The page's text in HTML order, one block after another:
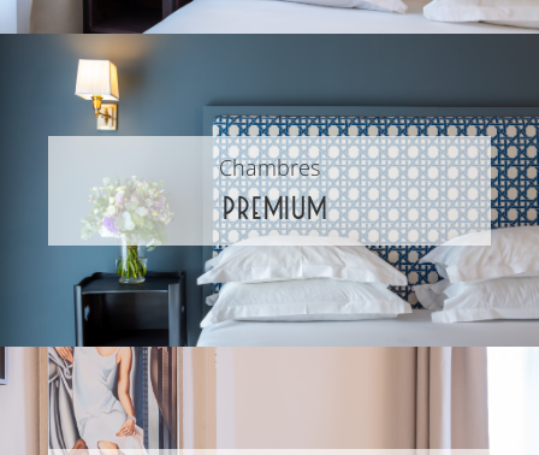
Chambres
PREMIUM